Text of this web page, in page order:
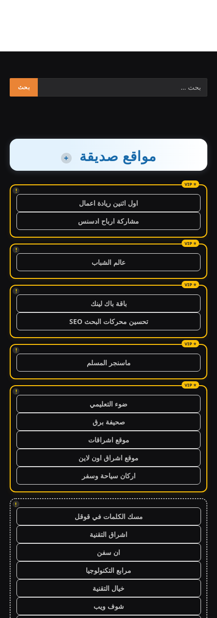
مواقع صديقة +
!
اول اثنين ريادة اعمال
مشاركة ارباح ادسنس
!
عالم الشباب
!
باقة باك لينك
تحسين محركات البحث SEO
!
ماسنجر المسلم
!
ضوء التعليمي
صحيفة برق
موقع اشراقات
موقع اشراق اون لاين
اركان سياحة وسفر
!
مسك الكلمات في قوقل
اشراق التقنية
ان سفن
مرابع التكنولوجيا
خيال التقنية
شوف ويب